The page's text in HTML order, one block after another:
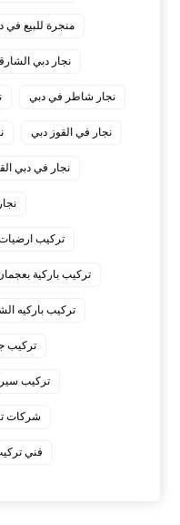
منجرة للبيع في
نجار دبي
نجار شاطر في دبي
نجار في القوز دبي
نجار في دبي
‏تركيب
‏تركيب باركية
‏تركيب باركيه
‏تركيب
‏تركيب
‏شركات
‏فني